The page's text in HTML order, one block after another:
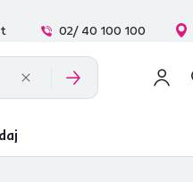
02/ 40 100 100